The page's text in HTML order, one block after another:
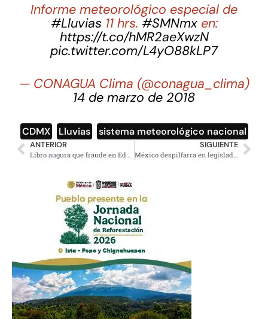
Informe meteorológico especial de
#Lluvias 11 hrs. #SMNmxen:
https://t.co/hMR2aeXwzN
pic.twitter.com/L4yO88kLP7
— CONAGUA Clima (@conagua_clima)
14 de marzo de 2018
CDMX Lluvias sistema meteorológico nacional
ANTERIOR SIGUIENTE